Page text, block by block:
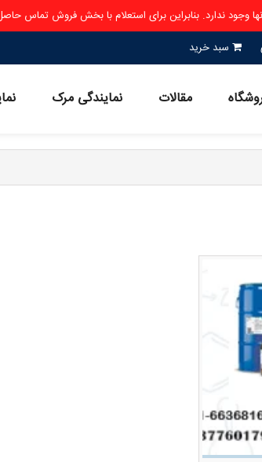
وجود ندارد. بنابراین برای استعلام با بخش فروش تماس
سبد خرید
مقالات نمایندگی مرک